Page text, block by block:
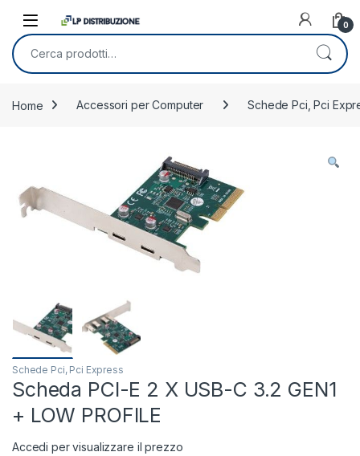
0
Cerca:
Home Accessori per Computer Schede Pci, Pci
Schede Pci, Pci Express
Scheda PCI-E 2 X USB-C 3.2 GEN1
+ LOW PROFILE
Accedi per visualizzare il prezzo